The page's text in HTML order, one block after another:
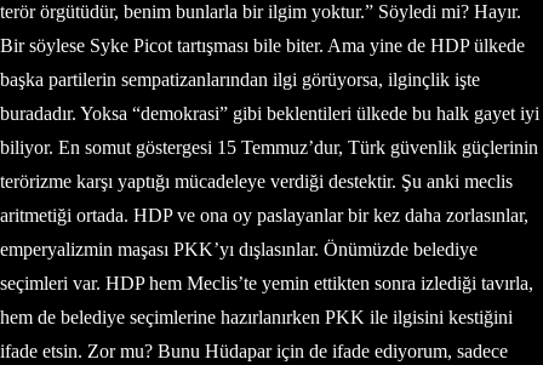
terör örgütüdür, benim bunlarla bir ilgim yoktur.” Söyledi mi? Hayır.
Bir söylese Syke Picot tartışması bile biter. Ama yine de HDP ülkede
başka partilerin sempatizanlarından ilgi görüyorsa, ilginçlik işte
buradadır. Yoksa “demokrasi” gibi beklentileri ülkede bu halk gayet iyi
biliyor. En somut göstergesi 15 Temmuz’dur, Türk güvenlik güçlerinin
terörizme karşı yaptığı mücadeleye verdiği destektir. Şu anki meclis
aritmetiği ortada. HDP ve ona oy paslayanlar bir kez daha zorlasınlar,
emperyalizmin maşası PKK’yı dışlasınlar. Önümüzde belediye
seçimleri var. HDP hem Meclis’te yemin ettikten sonra izlediği tavırla,
hem de belediye seçimlerine hazırlanırken PKK ile ilgisini kestiğini
ifade etsin. Zor mu? Bunu Hüdapar için de ifade ediyorum, sadece